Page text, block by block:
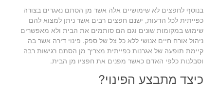
בנוסף לחפצים לא שימושיים אלה אשר מן הסתם נאגרים בצורה
כפייתית לכל הדעות, ישנם חפצים רבים אשר ניתן למצוא להם
שימוש במקומות שונים וגם הם סותמים את הבית ולא מאפשרים
ניהול אורח חיים אנושי ללא כל צל של ספק. פינוי דירה אשר בה
קיימת תופעה של אגרנות כפייתית מצריך מן הסתם רגישות רבה
וסבלנות כלפי האדם כאשר מפנים את חפציו מן הבית.
כיצד מתבצע הפינוי?